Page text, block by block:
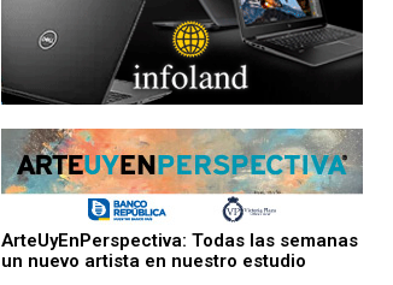
ArteUyEnPerspectiva: Todas las semanas
un nuevo artista en nuestro estudio